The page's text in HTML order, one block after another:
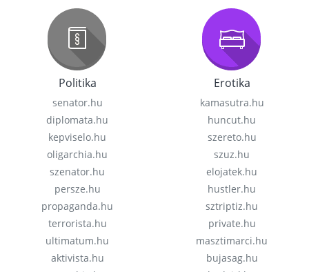
Politika
senator.hu
diplomata.hu
kepviselo.hu
oligarchia.hu
szenator.hu
persze.hu
propaganda.hu
terrorista.hu
ultimatum.hu
aktivista.hu
Erotika
kamasutra.hu
huncut.hu
szereto.hu
szuz.hu
elojatek.hu
hustler.hu
sztriptiz.hu
private.hu
masztimarci.hu
bujasag.hu